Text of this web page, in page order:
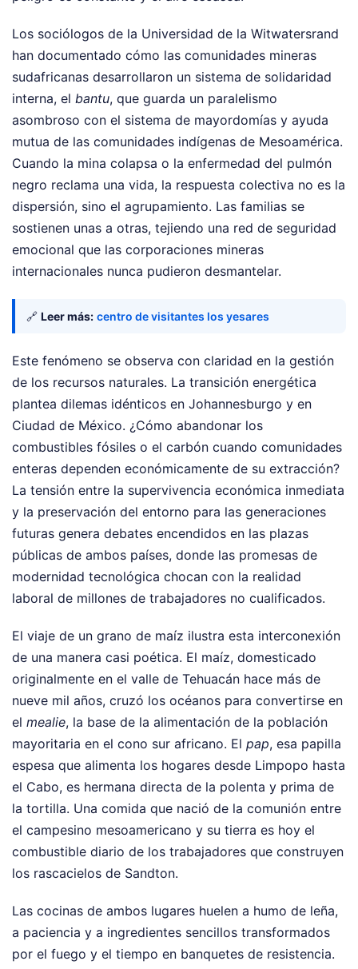
Los sociólogos de la Universidad de la Witwatersrand
han documentado cómo las comunidades mineras
sudafricanas desarrollaron un sistema de solidaridad
interna, el bantu, que guarda un paralelismo
asombroso con el sistema de mayordomías y ayuda
mutua de las comunidades indígenas de Mesoamérica.
Cuando la mina colapsa o la enfermedad del pulmón
negro reclama una vida, la respuesta colectiva no es la
dispersión, sino el agrupamiento. Las familias se
sostienen unas a otras, tejiendo una red de seguridad
emocional que las corporaciones mineras
internacionales nunca pudieron desmantelar.
🔗 Leer más: centro de visitantes los yesares
Este fenómeno se observa con claridad en la gestión
de los recursos naturales. La transición energética
plantea dilemas idénticos en Johannesburgo y en
Ciudad de México. ¿Cómo abandonar los
combustibles fósiles o el carbón cuando comunidades
enteras dependen económicamente de su extracción?
La tensión entre la supervivencia económica inmediata
y la preservación del entorno para las generaciones
futuras genera debates encendidos en las plazas
públicas de ambos países, donde las promesas de
modernidad tecnológica chocan con la realidad
laboral de millones de trabajadores no cualificados.
El viaje de un grano de maíz ilustra esta interconexión
de una manera casi poética. El maíz, domesticado
originalmente en el valle de Tehuacán hace más de
nueve mil años, cruzó los océanos para convertirse en
el mealie, la base de la alimentación de la población
mayoritaria en el cono sur africano. El pap, esa papilla
espesa que alimenta los hogares desde Limpopo hasta
el Cabo, es hermana directa de la polenta y prima de
la tortilla. Una comida que nació de la comunión entre
el campesino mesoamericano y su tierra es hoy el
combustible diario de los trabajadores que construyen
los rascacielos de Sandton.
Las cocinas de ambos lugares huelen a humo de leña,
a paciencia y a ingredientes sencillos transformados
por el fuego y el tiempo en banquetes de resistencia.